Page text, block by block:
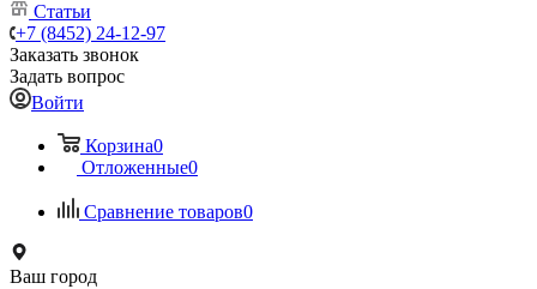
Статьи
+7 (8452) 24-12-97
Заказать звонок
Задать вопрос
Войти
Корзина0
Отложенные0
Сравнение товаров0
Ваш город